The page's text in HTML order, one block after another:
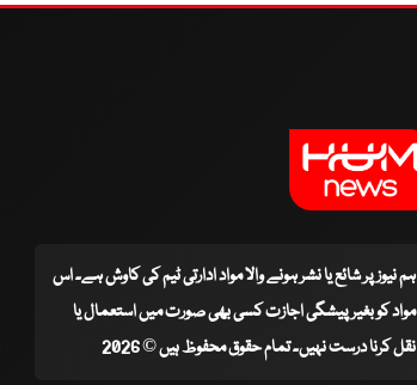
ہم نیوز پر شائع یا نشر ہونے والا مواد ادارتی ٹیم کی کاوش ہے۔ اس
مواد کو بغیر پیشگی اجازت کسی بھی صورت میں استعمال یا
نقل کرنا درست نہیں۔ تمام حقوق محفوظ ہیں © 2026